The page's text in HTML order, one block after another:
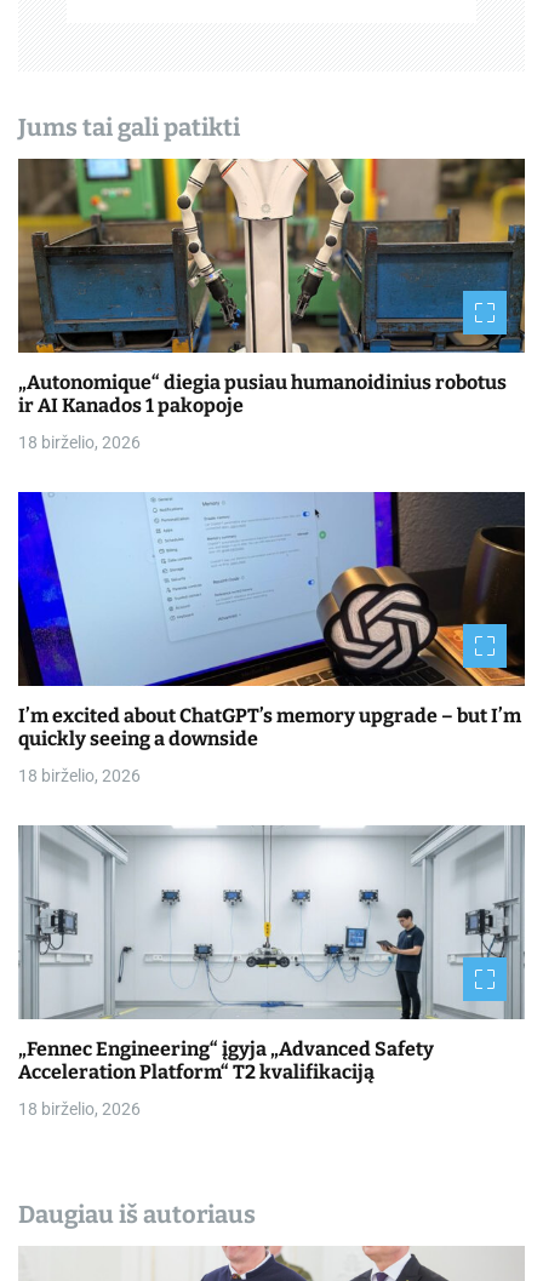
Jums tai gali patikti
„Autonomique“ diegia pusiau humanoidinius robotus
ir AI Kanados 1 pakopoje
18 birželio, 2026
I’m excited about ChatGPT’s memory upgrade – but I’m
quickly seeing a downside
18 birželio, 2026
„Fennec Engineering“ įgyja „Advanced Safety
Acceleration Platform“ T2 kvalifikaciją
18 birželio, 2026
Daugiau iš autoriaus